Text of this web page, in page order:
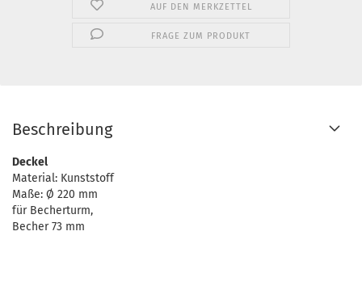
AUF DEN MERKZETTEL
FRAGE ZUM PRODUKT
Beschreibung
Deckel
Material: Kunststoff
Maße: Ø 220 mm
für Becherturm,
Becher 73 mm